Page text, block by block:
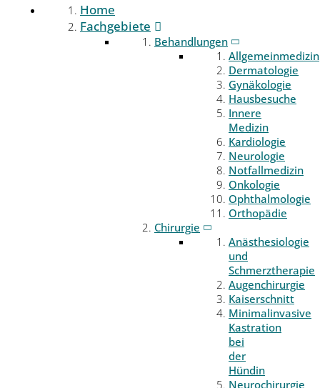
Home
Fachgebiete
Behandlungen
Allgemeinmedizin
Dermatologie
Gynäkologie
Hausbesuche
Innere
Medizin
Kardiologie
Neurologie
Notfallmedizin
Onkologie
Ophthalmologie
Orthopädie
Chirurgie
Anästhesiologie
und
Schmerztherapie
Augenchirurgie
Kaiserschnitt
Minimalinvasive
Kastration
bei
der
Hündin
Neurochirurgie